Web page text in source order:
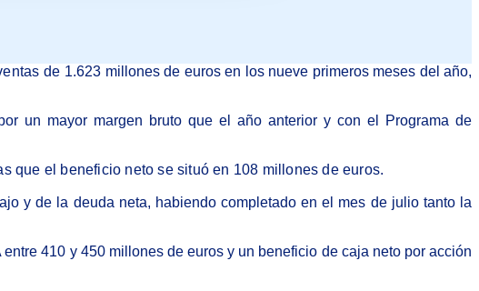
de 1.623 millones de euros en los nueve primeros meses del año,
un mayor margen bruto que el año anterior y con el Programa de
que el beneficio neto se situó en 108 millones de euros.
y de la deuda neta, habiendo completado en el mes de julio tanto la
410 y 450 millones de euros y un beneficio de caja neto por acción